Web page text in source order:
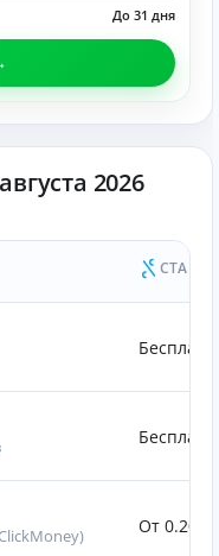
До 31 дня
2026
СТАВКА
От 0.20%